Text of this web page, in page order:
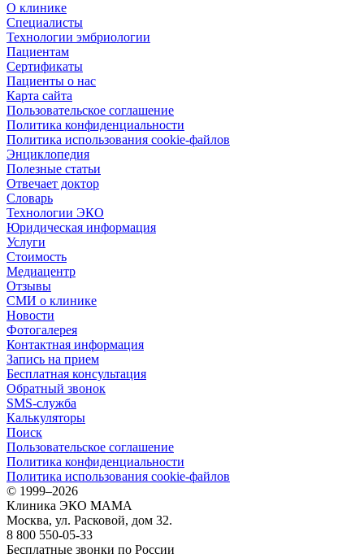
О клинике
Специалисты
Технологии эмбриологии
Пациентам
Сертификаты
Пациенты о нас
Карта сайта
Пользовательское соглашение
Политика конфиденциальности
Политика использования cookie-файлов
Энциклопедия
Полезные статьи
Отвечает доктор
Словарь
Технологии ЭКО
Юридическая информация
Услуги
Стоимость
Медиацентр
Отзывы
СМИ о клинике
Новости
Фотогалерея
Контактная информация
Запись на прием
Бесплатная консультация
Обратный звонок
SMS-служба
Калькуляторы
Поиск
Пользовательское соглашение
Политика конфиденциальности
Политика использования cookie-файлов
© 1999–2026
Клиника ЭКО МАМА
Москва, ул. Расковой, дом 32.
8 800 550-05-33
Бесплатные звонки по России